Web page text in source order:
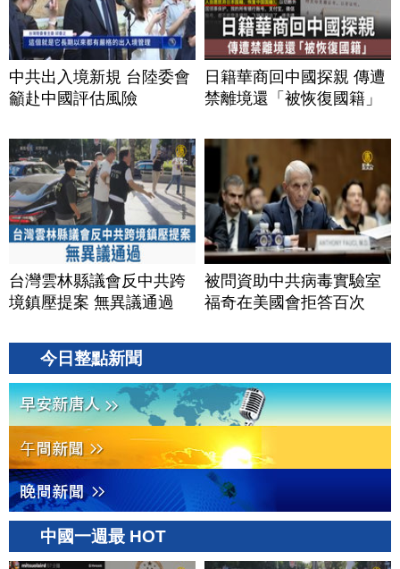
中共出入境新規 台陸委會
籲赴中國評估風險
日籍華商回中國探親 傳遭
禁離境還「被恢復國籍」
台灣雲林縣議會反中共跨
境鎮壓提案 無異議通過
被問資助中共病毒實驗室
福奇在美國會拒答百次
今日整點新聞
中國一週最 HOT